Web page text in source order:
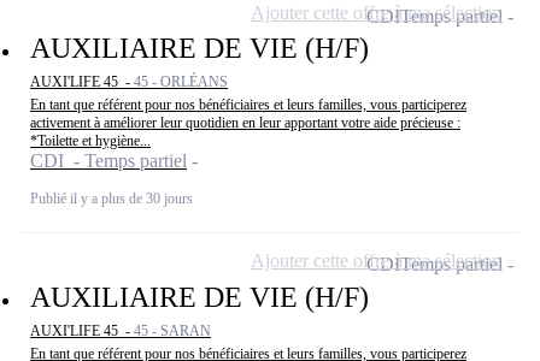
AUXILIAIRE DE VIE (H/F)
AUXI'LIFE 45 - 45 - ORLÉANS
En tant que référent pour nos bénéficiaires et leurs familles, vous participerez
activement à améliorer leur quotidien en leur apportant votre aide précieuse :
*Toilette et hygiène...
CDI - Temps partiel
Publié il y a plus de 30 jours
CDITemps partiel
Ajouter cette offre à ma sélection
AUXILIAIRE DE VIE (H/F)
AUXI'LIFE 45 - 45 - SARAN
En tant que référent pour nos bénéficiaires et leurs familles, vous participerez
CDITemps partiel
Ajouter cette offre à ma sélection